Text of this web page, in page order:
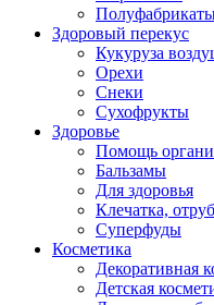
Здоровый перекус
Кукуруза
Орехи
Снеки
Сухофрукты
Здоровье
Помощь
Бальзамы
Для здоровья
Клечатка,
Суперфуды
Косметика
Декоративная
Детская